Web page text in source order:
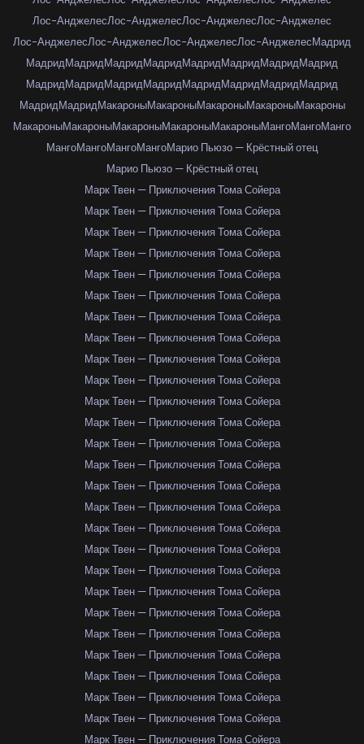
Лос-АнджелесЛос-АнджелесЛос-АнджелесЛос-Анджелес
Лос-АнджелесЛос-АнджелесЛос-АнджелесЛос-АнджелесМадрид
МадридМадридМадридМадридМадридМадридМадридМадрид
МадридМадридМадридМадридМадридМадридМадридМадрид
МадридМадридМакароныМакароныМакароныМакароныМакароны
МакароныМакароныМакароныМакароныМакароныМангоМангоМанго
МангоМангоМангоМангоМарио Пьюзо — Крёстный отец
Марио Пьюзо — Крёстный отец
Марк Твен — Приключения Тома Сойера
Марк Твен — Приключения Тома Сойера
Марк Твен — Приключения Тома Сойера
Марк Твен — Приключения Тома Сойера
Марк Твен — Приключения Тома Сойера
Марк Твен — Приключения Тома Сойера
Марк Твен — Приключения Тома Сойера
Марк Твен — Приключения Тома Сойера
Марк Твен — Приключения Тома Сойера
Марк Твен — Приключения Тома Сойера
Марк Твен — Приключения Тома Сойера
Марк Твен — Приключения Тома Сойера
Марк Твен — Приключения Тома Сойера
Марк Твен — Приключения Тома Сойера
Марк Твен — Приключения Тома Сойера
Марк Твен — Приключения Тома Сойера
Марк Твен — Приключения Тома Сойера
Марк Твен — Приключения Тома Сойера
Марк Твен — Приключения Тома Сойера
Марк Твен — Приключения Тома Сойера
Марк Твен — Приключения Тома Сойера
Марк Твен — Приключения Тома Сойера
Марк Твен — Приключения Тома Сойера
Марк Твен — Приключения Тома Сойера
Марк Твен — Приключения Тома Сойера
Марк Твен — Приключения Тома Сойера
Марк Твен — Приключения Тома Сойера